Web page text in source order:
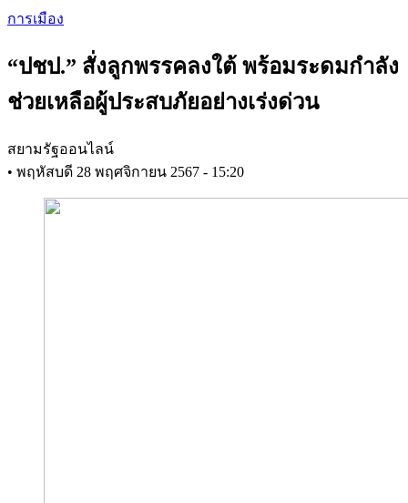
Skip
content
การเมือง
“ปชป.” สั่งลูกพรรคลงใต้ พร้อมระดมกำลัง
ช่วยเหลือผู้ประสบภัยอย่างเร่งด่วน
สยามรัฐออนไลน์
• พฤหัสบดี 28 พฤศจิกายน 2567 - 15:20